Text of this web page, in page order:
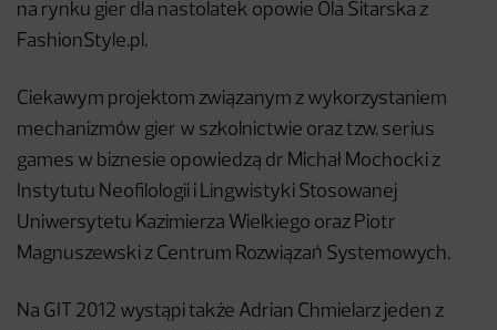
na rynku gier dla nastolatek opowie Ola Sitarska z
FashionStyle.pl.
Ciekawym projektom związanym z wykorzystaniem
mechanizmów gier w szkolnictwie oraz tzw. serius
games w biznesie opowiedzą dr Michał Mochocki z
Instytutu Neofilologii i Lingwistyki Stosowanej
Uniwersytetu Kazimierza Wielkiego oraz Piotr
Magnuszewski z Centrum Rozwiązań Systemowych.
Na GIT 2012 wystąpi także Adrian Chmielarz jeden z